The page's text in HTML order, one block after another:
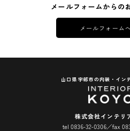
メールフォームからの
メールフォームへ
山口県宇部市の内装・イン
株式会社インテリ
tel 0836-32-0306／fax